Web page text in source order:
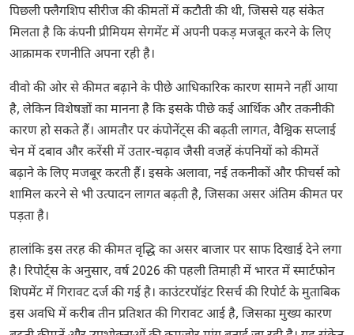
पिछली फ्लैगशिप सीरीज की कीमतों में कटौती की थी, जिससे यह संकेत
मिलता है कि कंपनी प्रीमियम सेगमेंट में अपनी पकड़ मजबूत करने के लिए
आक्रामक रणनीति अपना रही है।
वीवो की ओर से कीमत बढ़ाने के पीछे आधिकारिक कारण सामने नहीं आया
है, लेकिन विशेषज्ञों का मानना है कि इसके पीछे कई आर्थिक और तकनीकी
कारण हो सकते हैं। आमतौर पर कंपोनेंट्स की बढ़ती लागत, वैश्विक सप्लाई
चेन में दबाव और करेंसी में उतार-चढ़ाव जैसी वजहें कंपनियों को कीमतें
बढ़ाने के लिए मजबूर करती हैं। इसके अलावा, नई तकनीकों और फीचर्स को
शामिल करने से भी उत्पादन लागत बढ़ती है, जिसका असर अंतिम कीमत पर
पड़ता है।
हालांकि इस तरह की कीमत वृद्धि का असर बाजार पर साफ दिखाई देने लगा
है। रिपोर्ट्स के अनुसार, वर्ष 2026 की पहली तिमाही में भारत में स्मार्टफोन
शिपमेंट में गिरावट दर्ज की गई है। काउंटरपॉइंट रिसर्च की रिपोर्ट के मुताबिक
इस अवधि में करीब तीन प्रतिशत की गिरावट आई है, जिसका मुख्य कारण